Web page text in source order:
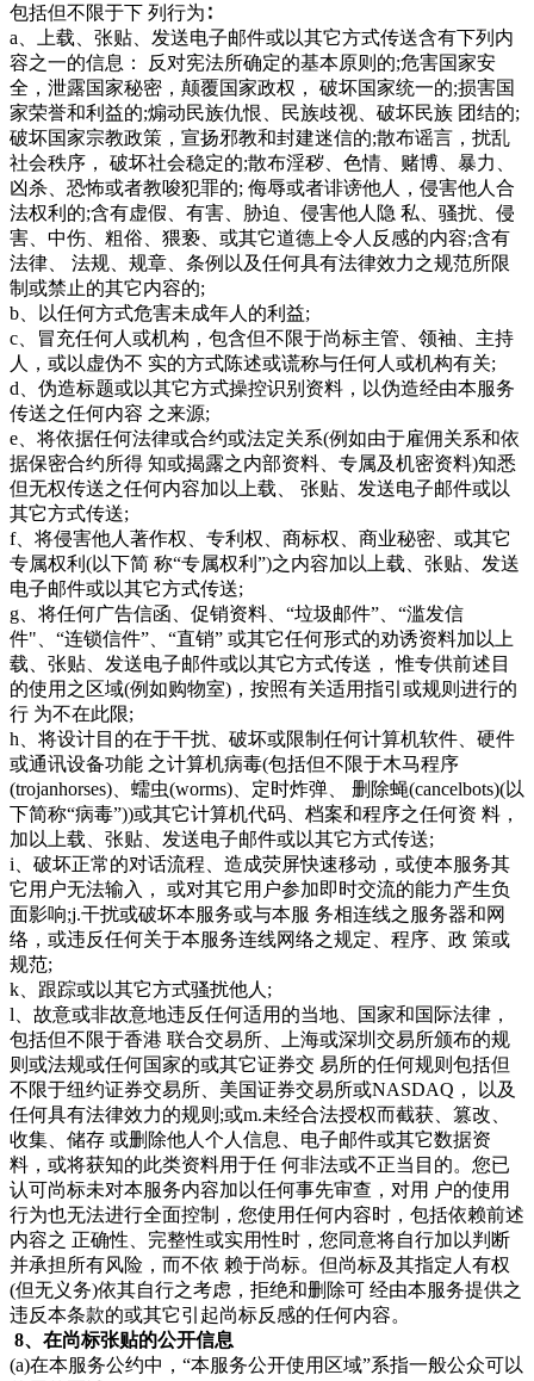
包括但不限于下 列行为∶
a、上载、张贴、发送电子邮件或以其它方式传送含有下列内
容之一的信息： 反对宪法所确定的基本原则的;危害国家安
全，泄露国家秘密，颠覆国家政权， 破坏国家统一的;损害国
家荣誉和利益的;煽动民族仇恨、民族歧视、破坏民族 团结的;
破坏国家宗教政策，宣扬邪教和封建迷信的;散布谣言，扰乱
社会秩序， 破坏社会稳定的;散布淫秽、色情、赌博、暴力、
凶杀、恐怖或者教唆犯罪的; 侮辱或者诽谤他人，侵害他人合
法权利的;含有虚假、有害、胁迫、侵害他人隐 私、骚扰、侵
害、中伤、粗俗、猥亵、或其它道德上令人反感的内容;含有
法律、 法规、规章、条例以及任何具有法律效力之规范所限
制或禁止的其它内容的;
b、以任何方式危害未成年人的利益;
c、冒充任何人或机构，包含但不限于尚标主管、领袖、主持
人，或以虚伪不 实的方式陈述或谎称与任何人或机构有关;
d、伪造标题或以其它方式操控识别资料，以伪造经由本服务
传送之任何内容 之来源;
e、将依据任何法律或合约或法定关系(例如由于雇佣关系和依
据保密合约所得 知或揭露之内部资料、专属及机密资料)知悉
但无权传送之任何内容加以上载、 张贴、发送电子邮件或以
其它方式传送;
f、将侵害他人著作权、专利权、商标权、商业秘密、或其它
专属权利(以下简 称“专属权利”)之内容加以上载、张贴、发送
电子邮件或以其它方式传送;
g、将任何广告信函、促销资料、“垃圾邮件”、“滥发信
件"、“连锁信件”、“直销” 或其它任何形式的劝诱资料加以上
载、张贴、发送电子邮件或以其它方式传送， 惟专供前述目
的使用之区域(例如购物室)，按照有关适用指引或规则进行的
行 为不在此限;
h、将设计目的在于干扰、破坏或限制任何计算机软件、硬件
或通讯设备功能 之计算机病毒(包括但不限于木马程序
(trojanhorses)、蠕虫(worms)、定时炸弹、 删除蝇(cancelbots)(以
下简称“病毒”))或其它计算机代码、档案和程序之任何资 料，
加以上载、张贴、发送电子邮件或以其它方式传送;
i、破坏正常的对话流程、造成荧屏快速移动，或使本服务其
它用户无法输入， 或对其它用户参加即时交流的能力产生负
面影响;j.干扰或破坏本服务或与本服 务相连线之服务器和网
络，或违反任何关于本服务连线网络之规定、程序、政 策或
规范;
k、跟踪或以其它方式骚扰他人;
l、故意或非故意地违反任何适用的当地、国家和国际法律，
包括但不限于香港 联合交易所、上海或深圳交易所颁布的规
则或法规或任何国家的或其它证券交 易所的任何规则包括但
不限于纽约证券交易所、美国证券交易所或NASDAQ， 以及
任何具有法律效力的规则;或m.未经合法授权而截获、篡改、
收集、储存 或删除他人个人信息、电子邮件或其它数据资
料，或将获知的此类资料用于任 何非法或不正当目的。您已
认可尚标未对本服务内容加以任何事先审查，对用 户的使用
行为也无法进行全面控制，您使用任何内容时，包括依赖前述
内容之 正确性、完整性或实用性时，您同意将自行加以判断
并承担所有风险，而不依 赖于尚标。但尚标及其指定人有权
(但无义务)依其自行之考虑，拒绝和删除可 经由本服务提供之
违反本条款的或其它引起尚标反感的任何内容。
8、在尚标张贴的公开信息
(a)在本服务公约中，“本服务公开使用区域”系指一般公众可以